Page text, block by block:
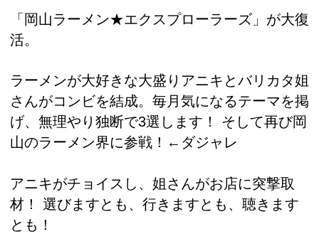
「岡山ラーメン★エクスプローラーズ」が大復
活。
ラーメンが大好きな大盛りアニキとバリカタ姐
さんがコンビを結成。毎月気になるテーマを掲
げ、無理やり独断で3選します！ そして再び岡
山のラーメン界に参戦！←ダジャレ
アニキがチョイスし、姐さんがお店に突撃取
材！ 選びますとも、行きますとも、聴きます
とも！